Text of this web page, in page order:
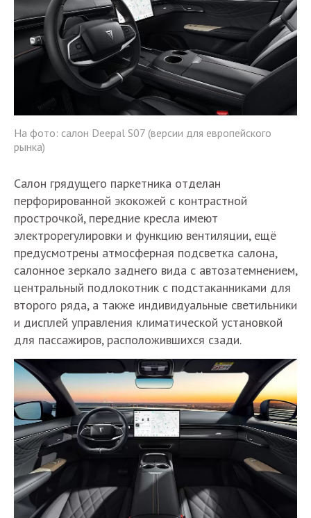
На фото: салон Deepal S07 (версии для европейского
рынка)
Салон грядущего паркетника отделан
перфорированной экокожей с контрастной
прострочкой, передние кресла имеют
электрорегулировки и функцию вентиляции, ещё
предусмотрены атмосферная подсветка салона,
салонное зеркало заднего вида с автозатемнением,
центральный подлокотник с подстаканниками для
второго ряда, а также индивидуальные светильники
и дисплей управления климатической установкой
для пассажиров, расположившихся сзади.